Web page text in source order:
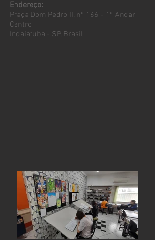
Endereço:
Praça Dom Pedro II, nº 166 - 1º Andar
Centro
Indaiatuba - SP, Brasil